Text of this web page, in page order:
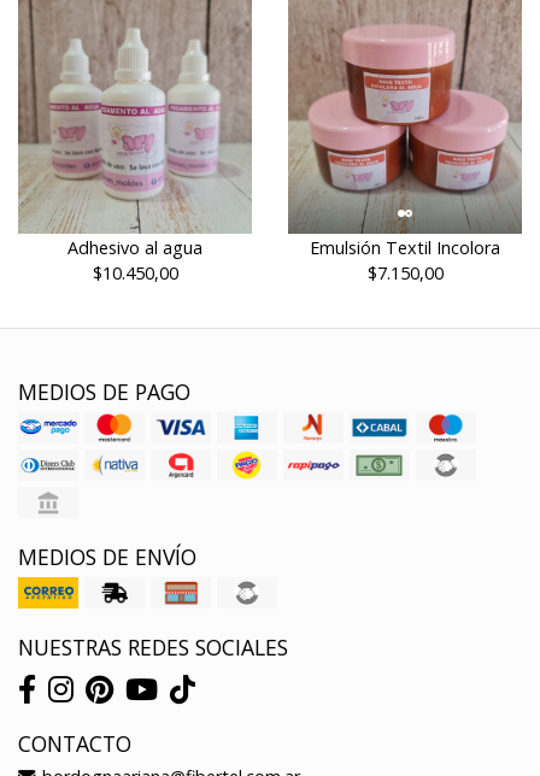
Adhesivo al agua
$10.450,00
Emulsión Textil Incolora
$7.150,00
MEDIOS DE PAGO
MEDIOS DE ENVÍO
NUESTRAS REDES SOCIALES
CONTACTO